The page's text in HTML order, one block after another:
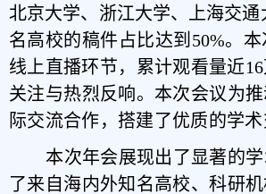
北京大学、浙江大学、上海交通
名高校的稿件占比达到50%。本
线上直播环节，累计观看量近
关注与热烈反响。本次会议为
际交流合作，搭建了优质的学术
本次年会展现出了显著的
了来自海内外知名高校、科研